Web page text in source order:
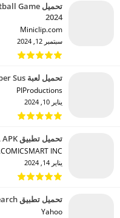
2024
Miniclip.com‏
سبتمبر 12, 2024
تحميل لعبة Super Sus مهكرة للاندرويد 2024
PIProductions‏
يناير 10, 2024
تحميل تطبيق GANMA APK مهكر للاندرويد 2024
COMICSMART INC.‏
يناير 14, 2024
تحميل تطبيق Yahoo Search مهكر للاندرويد 2024
Yahoo‏